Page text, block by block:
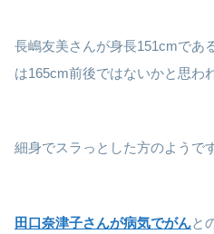
長嶋友美さんが身長151cmであ
は165cm前後ではないかと思わ
細身でスラっとした方のようで
田口奈津子さんが病気でがんと